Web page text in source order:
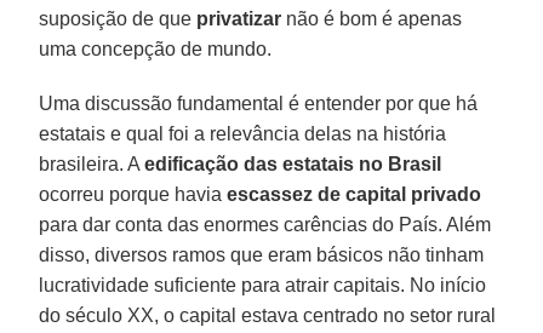
suposição de que privatizar não é bom é apenas
uma concepção de mundo.
Uma discussão fundamental é entender por que há
estatais e qual foi a relevância delas na história
brasileira. Aedificação das estatais no Brasil
ocorreu porque haviaescassez de capital privado
para dar conta das enormes carências do País. Além
disso, diversos ramos que eram básicos não tinham
lucratividade suficiente para atrair capitais. No início
do século XX, o capital estava centrado no setor rural